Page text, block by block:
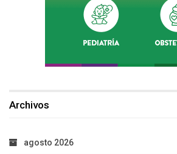
Archivos
agosto 2026